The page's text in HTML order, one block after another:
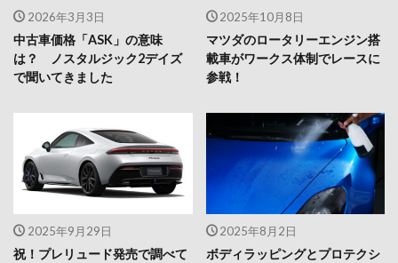
2026年3月3日
中古車価格「ASK」の意味
は？ ノスタルジック2デイズ
で聞いてきました
2025年10月8日
マツダのロータリーエンジン搭
載車がワークス体制でレースに
参戦！
2025年9月29日
祝！プレリュード発売で調べて
2025年8月2日
ボディラッピングとプロテクシ